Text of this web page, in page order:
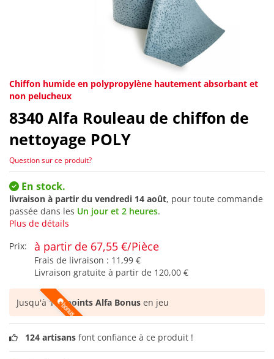
Chiffon humide en polypropylène hautement absorbant et
non pelucheux
8340 Alfa Rouleau de chiffon de
nettoyage POLY
Question sur ce produit?
En stock.
livraison à partir du vendredi 14 août, pour toute commande
passée dans les Un jour et 2 heures.
Plus de détails
Prix:
à partir de 67,55 €/Pièce
Frais de livraison : 11,99 €
Livraison gratuite à partir de 120,00 €
Jusqu'à168 points Alfa Bonus en jeu
124 artisans font confiance à ce produit !